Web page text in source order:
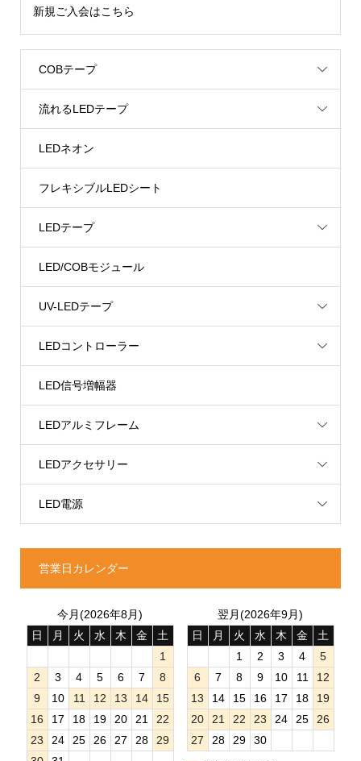
新規ご入会はこちら
COBテープ
流れるLEDテープ
LEDネオン
フレキシブルLEDシート
LEDテープ
LED/COBモジュール
UV-LEDテープ
LEDコントローラー
LED信号増幅器
LEDアルミフレーム
LEDアクセサリー
LED電源
営業日カレンダー
今月(2026年8月)
日
月 火 水 木 金
土
1
2
3 4 5 6 7
8
9
10 11 12 13 14
15
16
17 18 19 20 21
22
23
24 25 26 27 28
29
翌月(2026年9月)
日
月 火 水 木 金
土
1
2 3 4
5
6
7 8 9 10 11
12
13
14 15 16 17 18
19
20
21 22 23 24 25
26
27
28 29 30